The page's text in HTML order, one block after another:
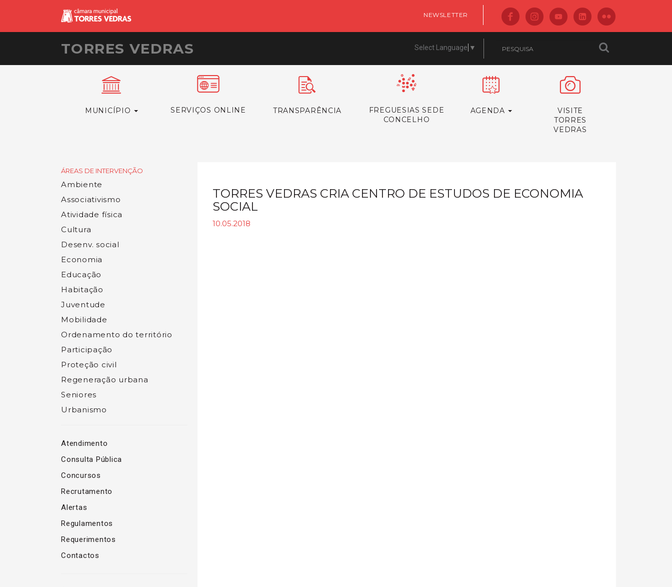
NEWSLETTER
TORRES VEDRAS Select Language ▼
MUNICÍPIO SERVIÇOS ONLINE TRANSPARÊNCIA
FREGUESIAS SEDE
CONCELHO
AGENDA
VISITE
TORRES
VEDRAS
ÁREAS DE INTERVENÇÃO
Ambiente
Associativismo
Atividade física
Cultura
Desenv. social
Economia
Educação
Habitação
Juventude
Mobilidade
Ordenamento do território
Participação
Proteção civil
Regeneração urbana
Seniores
Urbanismo
Atendimento
Consulta Pública
Concursos
Recrutamento
Alertas
Regulamentos
Requerimentos
Contactos
TORRES VEDRAS CRIA CENTRO DE ESTUDOS DE ECONOMIA
SOCIAL
10.05.2018